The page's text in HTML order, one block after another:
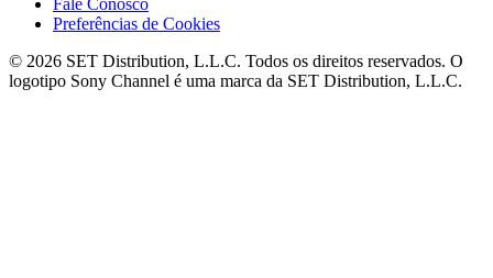
Fale Conosco
Preferências de Cookies
© 2026 SET Distribution, L.L.C. Todos os direitos reservados. O
logotipo Sony Channel é uma marca da SET Distribution, L.L.C.